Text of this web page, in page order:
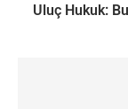
Uluç Hukuk: